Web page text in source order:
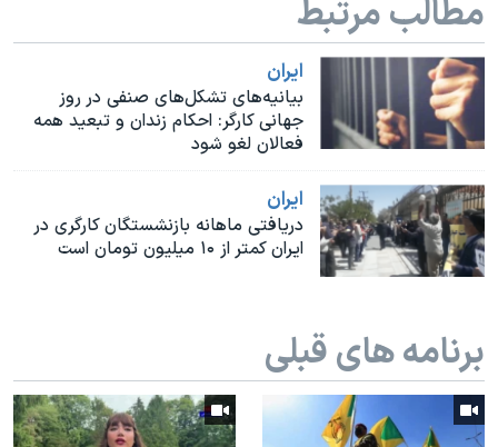
نرگس محمدی برنده جایزه نوبل صلح
همایش محافظه‌کاران آمریکا «سی‌پک»
صفحه‌های ویژه
مطالب مرتبط
ايران
بیانیه‌های تشکل‌های صنفی در روز
جهانی کارگر: احکام زندان و تبعید همه
فعالان لغو شود
ايران
دریافتی ماهانه بازنشستگان کارگری در
ایران کمتر از ۱۰ میلیون تومان است
برنامه های قبلی